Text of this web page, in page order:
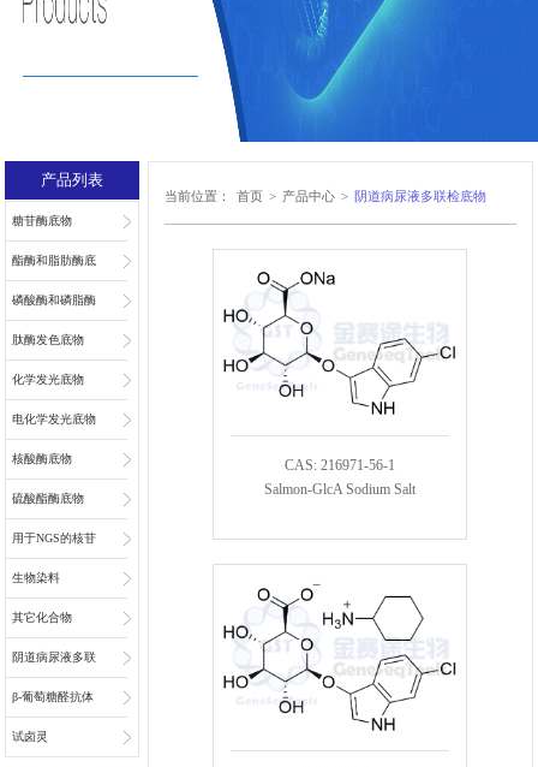
产品列表
糖苷酶底物
酯酶和脂肪酶底
物
磷酸酶和磷脂酶
底物
肽酶发色底物
化学发光底物
电化学发光底物
核酸酶底物
硫酸酯酶底物
用于NGS的核苷
和核苷酸
生物染料
其它化合物
阴道病尿液多联
检底物
β-葡萄糖醛抗体
偶联物连接子
试卤灵
当前位置： 首页 > 产品中心 > 阴道病尿液多联检底物
CAS: 216971-56-1
Salmon-GlcA Sodium Salt